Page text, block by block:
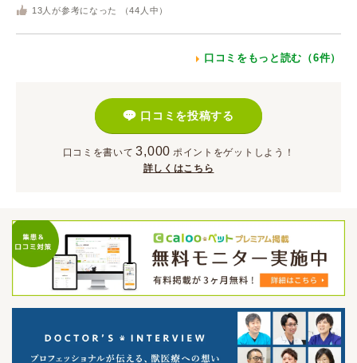
13 人が参考になった （44 人中）
口コミをもっと読む（6件）
口コミを投稿する
口コミを書いて 3,000 ポイント をゲットしよう！
詳しくはこちら